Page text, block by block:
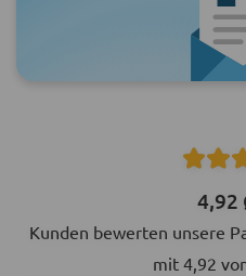
4,92
Kunden bewerten unsere
mit 4,92